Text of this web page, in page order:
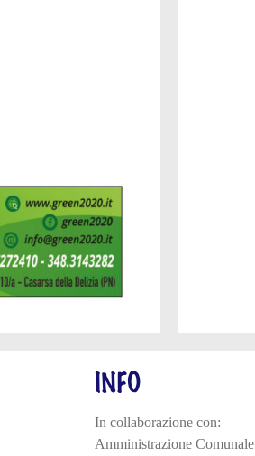
INFO
In collaborazione con:
Amministrazione Comunale